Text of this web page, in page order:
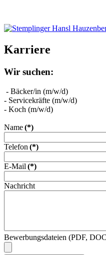
Karriere
Wir suchen:
- Bäcker/in (m/w/d)
- Servicekräfte (m/w/d)
- Koch (m/w/d)
Name(*)
Telefon (*)
E-Mail (*)
Nachricht
Bewerbungsdateien (PDF,